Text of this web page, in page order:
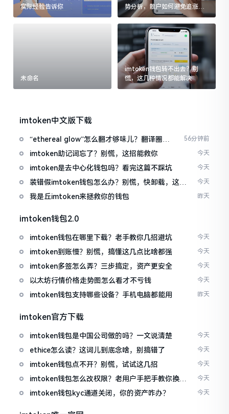
实际经验告诉你
势分析，散户如何避免追涨杀
跌被套牢
未命名
imtoken钱包转不出去？别
慌，这几种情况都能解决
imtoken中文版下载
“ethereal glow”怎么翻才够味儿？翻译圈老
油条的私房话
56分钟前
imtoken助记词忘了？别慌，这招能救你 今天
imtoken是去中心化钱包吗？看完这篇不踩坑 今天
装错假imtoken钱包怎么办？别慌，快卸载，这几
招能救急
今天
我是丘imtoken来拯救你的钱包 昨天
imtoken钱包2.0
imtoken钱包在哪里下载？老手教你几招避坑 今天
imtoken到账慢？别慌，搞懂这几点比啥都强 今天
imtoken多签怎么弄？三步搞定，资产更安全 今天
以太坊行情价格走势图怎么看才不亏钱 今天
imtoken钱包支持哪些设备？手机电脑都能用 昨天
imtoken官方下载
imtoken钱包是中国公司做的吗？一文说清楚 今天
ethice怎么读？这词儿到底念啥，别搞错了 今天
imtoken钱包点不开？别慌，试试这几招 今天
imtoken钱包怎么改权限？老用户手把手教你换主
人
今天
imtoken钱包kyc通道关闭，你的资产咋办？ 今天